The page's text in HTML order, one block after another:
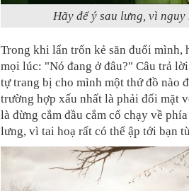
Hãy để ý sau lưng, vì
Trong khi lẩn trốn kẻ săn đuổi mình,
mọi lúc: "Nó đang ở đâu?" Câu trả
tự trang bị cho mình một thứ đồ nào
trường hợp xấu nhất là phải đối mặt
là đừng cắm đầu cắm cổ chạy về
lưng, vì tai hoạ rất có thể ập tới bạn